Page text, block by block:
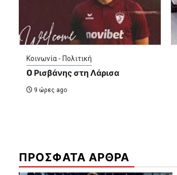
Κοινωνία - Πολιτική
O Ρισβάνης στη Λάρισα
9 ώρες ago
ΠΡΟΣΦΑΤΑ ΑΡΘΡΑ